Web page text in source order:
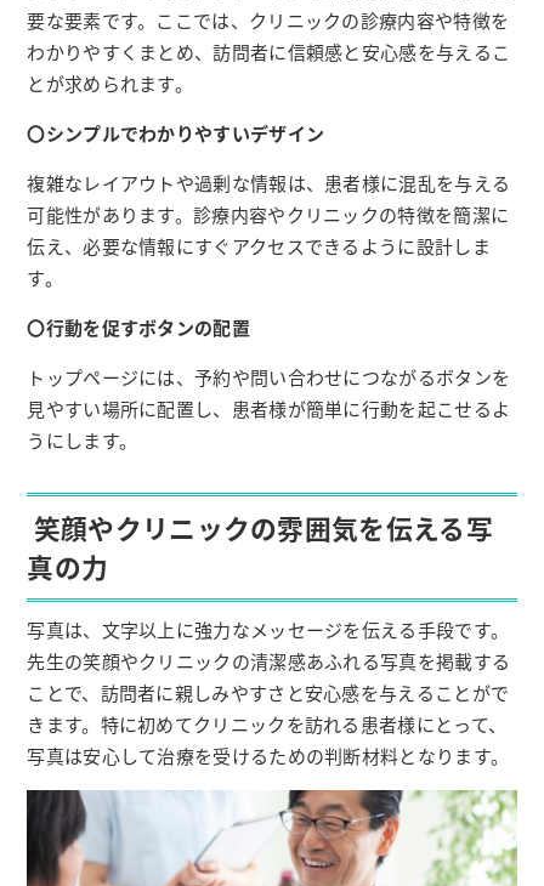
要な要素です。ここでは、クリニックの診療内容や特徴を
わかりやすくまとめ、訪問者に信頼感と安心感を与えるこ
とが求められます。
〇シンプルでわかりやすいデザイン
複雑なレイアウトや過剰な情報は、患者様に混乱を与える
可能性があります。診療内容やクリニックの特徴を簡潔に
伝え、必要な情報にすぐアクセスできるように設計しま
す。
〇行動を促すボタンの配置
トップページには、予約や問い合わせにつながるボタンを
見やすい場所に配置し、患者様が簡単に行動を起こせるよ
うにします。
笑顔やクリニックの雰囲気を伝える写
真の力
写真は、文字以上に強力なメッセージを伝える手段です。
先生の笑顔やクリニックの清潔感あふれる写真を掲載する
ことで、訪問者に親しみやすさと安心感を与えることがで
きます。特に初めてクリニックを訪れる患者様にとって、
写真は安心して治療を受けるための判断材料となります。